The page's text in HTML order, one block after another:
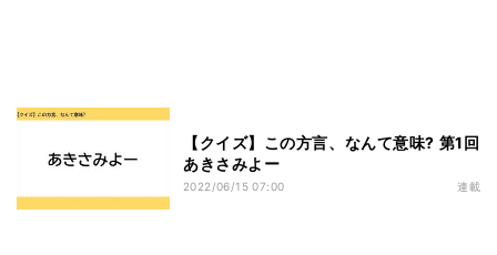
【クイズ】この方言、なんて意味? 第1回
あきさみよー
2022/06/15 07:00 連載